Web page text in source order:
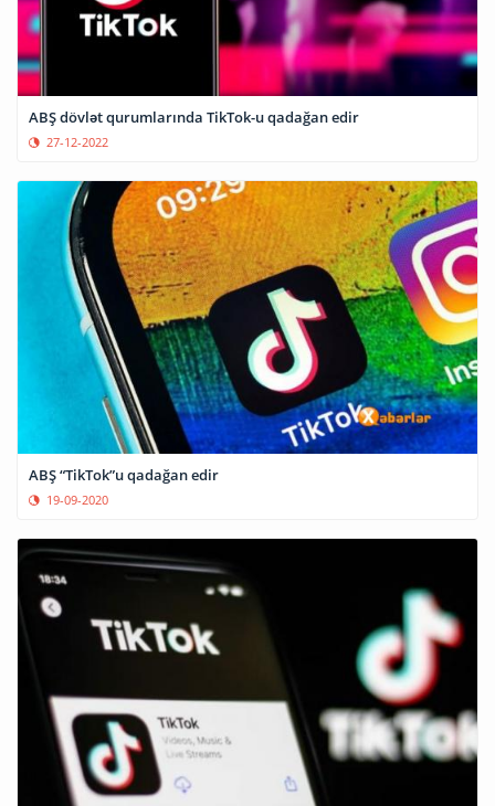
ABŞ dövlət qurumlarında TikTok-u qadağan edir
27-12-2022
ABŞ “TikTok”u qadağan edir
19-09-2020